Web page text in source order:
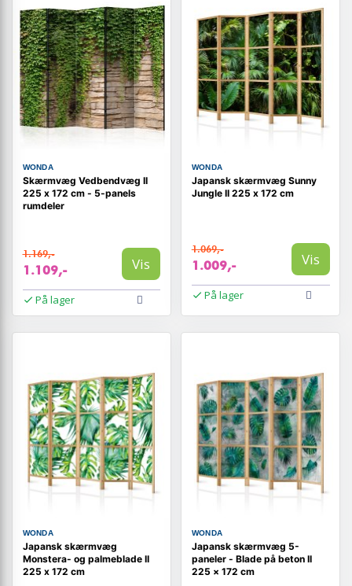
WONDA
Skærmvæg Vedbendvæg II
225 x 172 cm - 5-panels
rumdeler
1.169,-
1.109,- Vis
På lager
WONDA
Japansk skærmvæg Sunny
Jungle II 225 x 172 cm
1.069,-
1.009,- Vis
På lager
WONDA
Japansk skærmvæg
Monstera- og palmeblade II
225 x 172 cm
WONDA
Japansk skærmvæg 5-
paneler - Blade på beton II
225 × 172 cm